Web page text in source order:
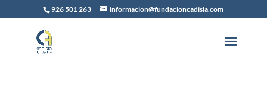
926 501 263 informacion@fundacioncadisla.com